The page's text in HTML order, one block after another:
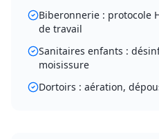
Biberonnerie : protocole
de travail
Sanitaires enfants :
moisissure
Dortoirs : aération,